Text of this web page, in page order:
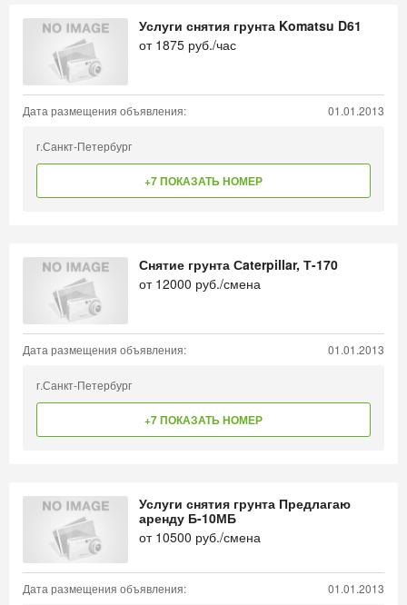
Услуги снятия грунта Komatsu D61
от 1875 руб./час
Дата размещения объявления: 01.01.2013
г.Санкт-Петербург
+7 ПОКАЗАТЬ НОМЕР
Снятие грунта Сaterpillar, Т-170
от 12000 руб./смена
Дата размещения объявления: 01.01.2013
г.Санкт-Петербург
+7 ПОКАЗАТЬ НОМЕР
Услуги снятия грунта Предлагаю
аренду Б-10МБ
от 10500 руб./смена
Дата размещения объявления: 01.01.2013